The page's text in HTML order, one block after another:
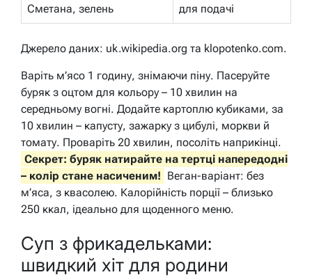
Сметана, зелень для подачі
Джерело даних: uk.wikipedia.org та klopotenko.com.
Варіть м’ясо 1 годину, знімаючи піну. Пасеруйте
буряк з оцтом для кольору – 10 хвилин на
середньому вогні. Додайте картоплю кубиками, за
10 хвилин – капусту, зажарку з цибулі, моркви й
томату. Проваріть 20 хвилин, посоліть наприкінці.
Секрет: буряк натирайте на тертці напередодні
– колір стане насиченим! Веган-варіант: без
м’яса, з квасолею. Калорійність порції – близько
250 ккал, ідеально для щоденного меню.
Суп з фрикадельками:
швидкий хіт для родини